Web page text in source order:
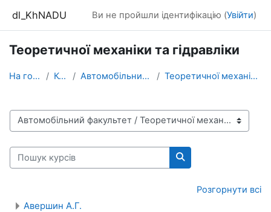
dl_KhNADU Ви не пройшли ідентифікацію (Увійти)
Теоретичної механіки та гідравліки
На головну Курси Автомобільний факультет Теоретичної механіки та гідравліки
Категорії курсів
Пошук курсів
Пошук курсів
Розгорнути всі
Авершин А.Г.